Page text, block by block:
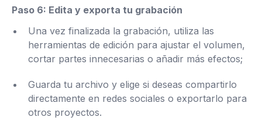
Paso 6: Edita y exporta tu grabación
Una vez finalizada la grabación, utiliza las
herramientas de edición para ajustar el volumen,
cortar partes innecesarias o añadir más efectos;
Guarda tu archivo y elige si deseas compartirlo
directamente en redes sociales o exportarlo para
otros proyectos.